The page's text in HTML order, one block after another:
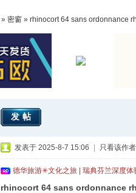
» 密窗 » rhinocort 64 sans ordonnance
发帖
发表于 2025-8-7 15:06 只看该作者
德华旅游✳文化之旅 | 瑞典芬兰深度
rhinocort 64 sans ordonnance